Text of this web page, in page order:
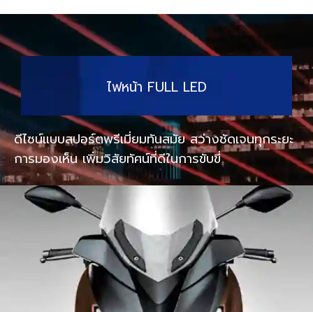
ไฟหน้า FULL LED
ดีไซน์แบบสปอร์ตพรีเมี่ยมทันสมัย สว่างชัดเจนทุกระยะ
การมองเห็น เพิ่มวิสัยทัศน์ที่ดีในการขับขี่